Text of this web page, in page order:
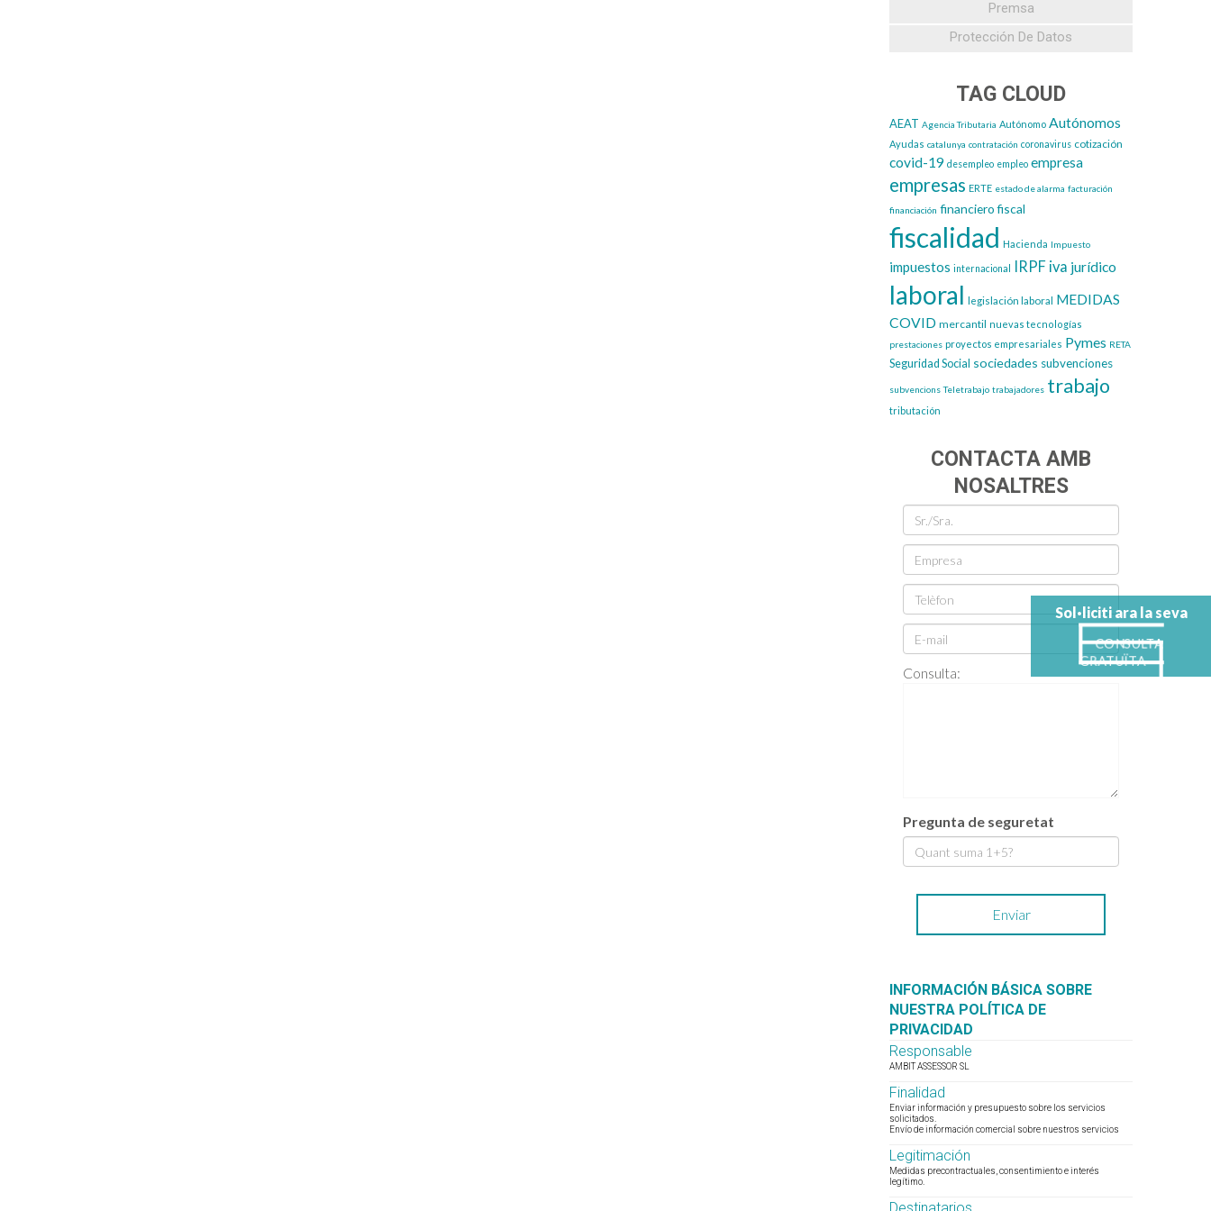
Sol·liciti ara la seva
CONSULTA
GRATUÏTA
Premsa
Protección De Datos
TAG CLOUD
AEAT Agencia Tributaria Autónomo Autónomos
Ayudas catalunya contratación coronavirus cotización
covid-19 desempleo empleo empresa
empresas ERTE estado de alarma facturación
financiación financiero fiscal
fiscalidad Hacienda Impuesto
impuestos internacional IRPF iva jurídico
laboral legislación laboral MEDIDAS
COVID mercantil nuevas tecnologías
prestaciones proyectos empresariales Pymes RETA
Seguridad Social sociedades subvenciones
subvencions Teletrabajo trabajadores trabajo
tributación
CONTACTA AMB
NOSALTRES
Consulta:
Pregunta de seguretat
INFORMACIÓN BÁSICA SOBRE
NUESTRA POLÍTICA DE
PRIVACIDAD
Responsable
AMBIT ASSESSOR SL
Finalidad
Enviar información y presupuesto sobre los servicios
solicitados.
Envío de información comercial sobre nuestros servicios
Legitimación
Medidas precontractuales, consentimiento e interés
legítimo.